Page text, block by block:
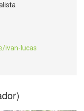
ivan-lucas